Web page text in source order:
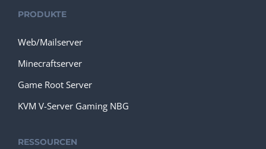
PRODUKTE
Web/Mailserver
Minecraftserver
Game Root Server
KVM V-Server Gaming NBG
RESSOURCEN